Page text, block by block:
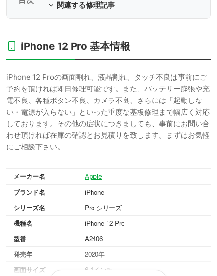
関連する修理記事
iPhone 12 Pro 基本情報
iPhone 12 Proの画面割れ、液晶割れ、タッチ不良は事前にご
予約を頂ければ即日修理可能です。また、バッテリー膨張や充
電不良、各種ボタン不良、カメラ不良、さらには「起動しな
い・電源が入らない」といった重度な基板修理まで幅広く対応
しております。その他の症状につきましても、事前にお問い合
わせ頂ければ在庫の確認とお見積りを致します。まずはお気軽
にご相談下さい。
メーカー名 Apple
ブランド名
iPhone
シリーズ名
Pro シリーズ
機種名
iPhone 12 Pro
型番
A2406
発売年
2020年
画面サイズ
6.1インチ